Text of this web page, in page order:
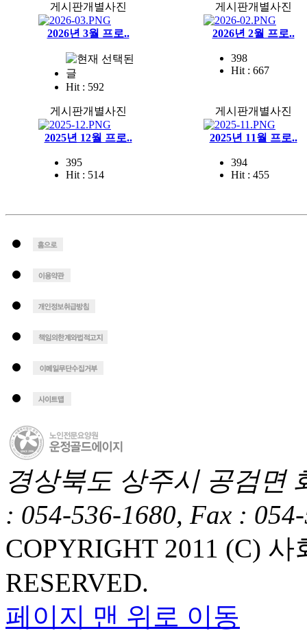
게시판개별사진
2026년 3월 프로..
Hit : 592
게시판개별사진
2026년 2월 프로..
398
Hit : 667
게시판개별사진
2025년 12월 프로..
395
Hit : 514
게시판개별사진
2025년 11월 프로..
394
Hit : 455
경상북도 상주시 공검면
: 054-536-1680, Fax :
COPYRIGHT 2011 (C)
RESERVED.
페이지 맨 위로 이동